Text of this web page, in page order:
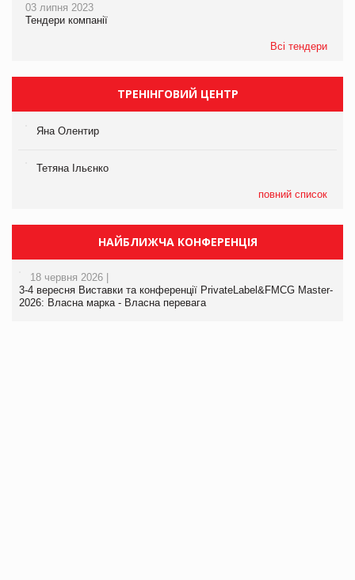
03 липня 2023
Тендери компанії
Всі тендери
ТРЕНІНГОВИЙ ЦЕНТР
Яна Олентир
Тетяна Ільєнко
повний список
НАЙБЛИЖЧА КОНФЕРЕНЦІЯ
18 червня 2026 |
3-4 вересня Виставки та конференції PrivateLabel&FMCG Master-
2026: Власна марка - Власна перевага